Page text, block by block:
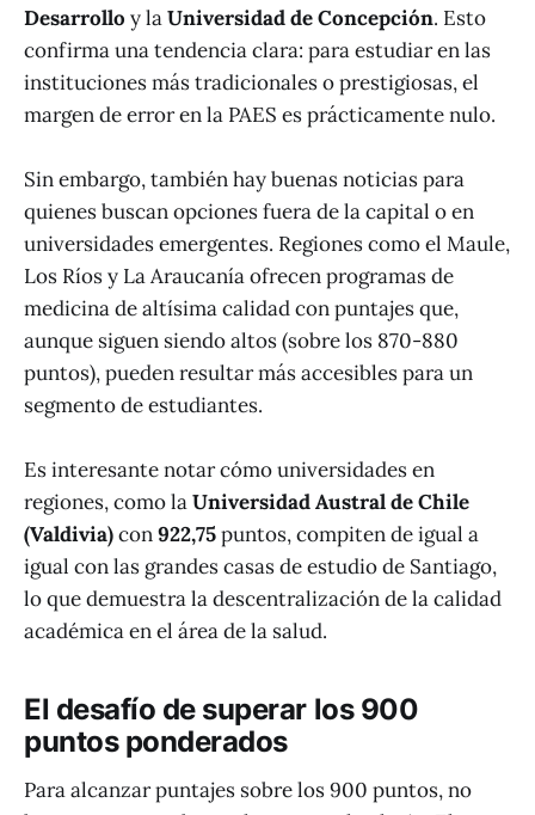
Desarrollo y laUniversidad de Concepción. Esto
confirma una tendencia clara: para estudiar en las
instituciones más tradicionales o prestigiosas, el
margen de error en la PAES es prácticamente nulo.
Sin embargo, también hay buenas noticias para
quienes buscan opciones fuera de la capital o en
universidades emergentes. Regiones como el Maule,
Los Ríos y La Araucanía ofrecen programas de
medicina de altísima calidad con puntajes que,
aunque siguen siendo altos (sobre los 870-880
puntos), pueden resultar más accesibles para un
segmento de estudiantes.
Es interesante notar cómo universidades en
regiones, como laUniversidad Austral de Chile
(Valdivia)con922,75puntos, compiten de igual a
igual con las grandes casas de estudio de Santiago,
lo que demuestra la descentralización de la calidad
académica en el área de la salud.
El desafío de superar los 900
puntos ponderados
Para alcanzar puntajes sobre los 900 puntos, no